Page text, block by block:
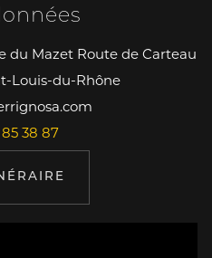
du Mazet Route de Carteau
Louis-du-Rhône
38 87